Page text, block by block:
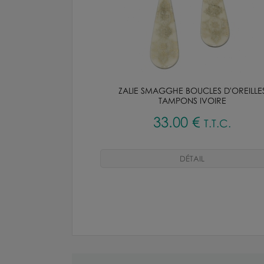
ZALIE SMAGGHE BOUCLES
TAMPONS IVOIRE
33.00 € T.T.C.